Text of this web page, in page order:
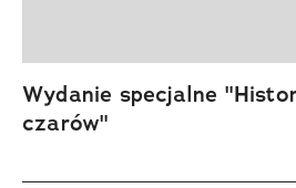
Wydanie specjalne
czarów"